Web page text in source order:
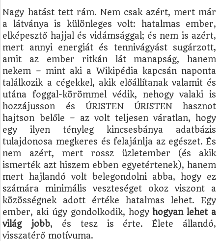
Nagy hatást tett rám. Nem csak azért, mert már
a látványa is különleges volt: hatalmas ember,
elképesztő hajjal és vidámsággal; és nem is azért,
mert annyi energiát és tennivágyást sugárzott,
amit az ember ritkán lát manapság, hanem
nekem – mint aki a Wikipédia kapcsán naponta
találkozik a cégekkel, akik előállítanak valamit és
utána foggal-körömmel védik, nehogy valaki is
hozzájusson és ÚRISTEN ÚRISTEN hasznot
hajtson belőle – az volt teljesen váratlan, hogy
egy ilyen tényleg kincsesbánya adatbázis
tulajdonosa megkeres és felajánlja az egészet. És
nem azért, mert rossz üzletember (és akik
ismerték azt hiszem ebben egyetértenek), hanem
mert hajlandó volt belegondolni abba, hogy ez
számára minimális veszteséget okoz viszont a
közösségnek adott értéke hatalmas lehet. Egy
ember, aki úgy gondolkodik, hogy hogyan lehet a
világ jobb, és tesz is érte. Élete állandó,
visszatérő motívuma.